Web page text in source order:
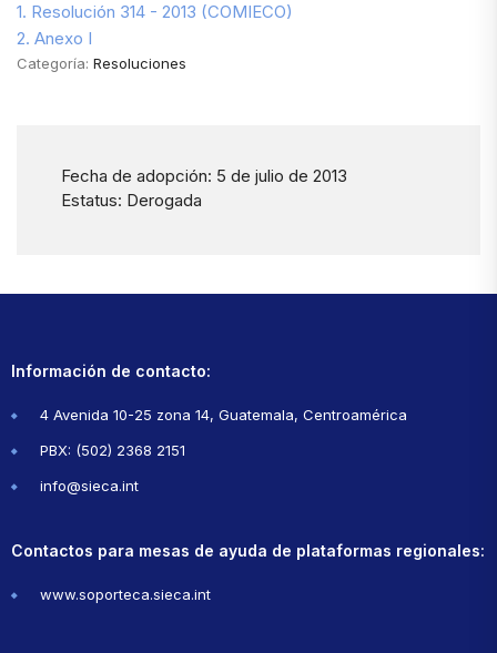
1. Resolución 314 - 2013 (COMIECO)
2. Anexo I
Categoría: Resoluciones
Fecha de adopción: 5 de julio de 2013
Estatus: Derogada
Información de contacto:
4 Avenida 10-25 zona 14, Guatemala, Centroamérica
PBX: (502) 2368 2151
info@sieca.int
Contactos para mesas de ayuda de plataformas regionales:
www.soporteca.sieca.int